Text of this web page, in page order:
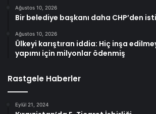
Ağustos 10, 2026
Bir belediye başkanı daha CHP’den
Ağustos 10, 2026
Ülkeyi karıştıran iddia: Hiç inşa
yapımı için milyonlar ödenmiş
Rastgele Haberler
Eylül 21, 2024